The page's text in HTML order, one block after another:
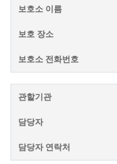
보호소 이름
보호 장소
보호소 전화번호
관할기관
담당자
담당자 연락처